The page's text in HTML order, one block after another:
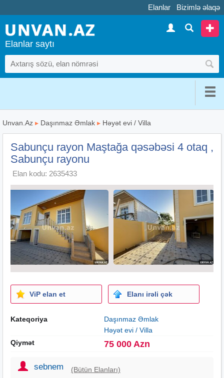
Elanlar Bizimlə əlaqə
Elanlar saytı
Unvan.Az ▸ Daşınmaz Əmlak ▸ Həyət evi / Villa
Sabunçu rayon Maştağa qəsəbəsi 4 otaq ,
Sabunçu rayonu
Elan kodu: 2635433
ViP elan et Elanı irəli çək
Kateqoriya
Daşınmaz Əmlak
Həyət evi / Villa
Qiymət
75 000 Azn
sebnem (Bütün Elanları)